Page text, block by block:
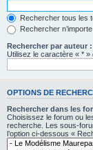
Rechercher tous les
Rechercher
Rechercher par auteur :
Utilisez le caractère « * »
OPTIONS DE
Rechercher dans les
Choisissez le forum ou
recherche. Les sous-
l’option ci-dessous «